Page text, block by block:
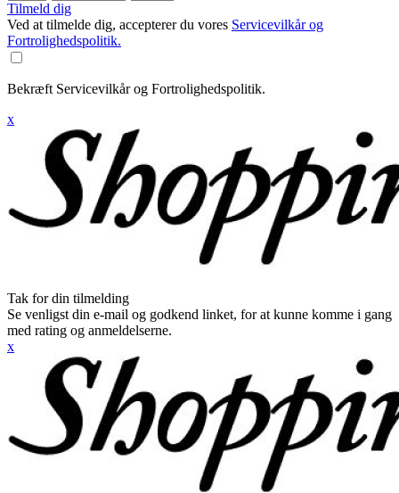
Tilmeld dig
Ved at tilmelde dig, accepterer du vores Servicevilkår og
Fortrolighedspolitik.
Bekræft Servicevilkår og Fortrolighedspolitik.
x
Tak for din tilmelding
Se venligst din e-mail og godkend linket, for at kunne komme i gang
med rating og anmeldelserne.
x